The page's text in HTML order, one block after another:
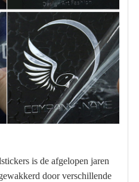
is de afgelopen jaren
door verschillende